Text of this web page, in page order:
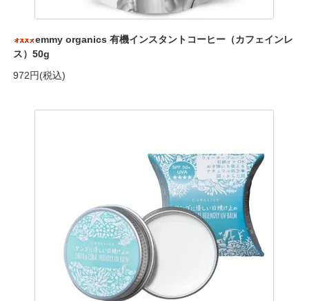
emmy organics 有機インスタントコーヒー（カフェインレ
ス）50g
972円(税込)